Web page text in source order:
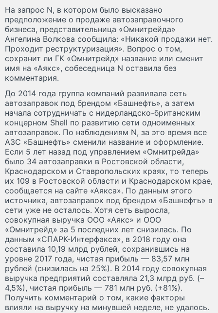
На запрос N, в котором было высказано
предположение о продаже автозаправочного
бизнеса, представительница «Омнитрейда»
Ангелина Волкова сообщила: «Никакой продажи нет.
Проходит реструктуризация». Вопрос о том,
сохранит ли ГК «Омнитрейд» название или сменит
имя на «Аякс», собеседница N оставила без
комментария.
До 2014 года группа компаний развивала сеть
автозаправок под брендом «Башнефть», а затем
начала сотрудничать с нидерландско-британским
концерном Shell по развитию сети одноименных
автозаправок. По наблюдениям N, за это время все
АЗС «Башнефть» сменили название и оформление.
Если 5 лет назад под управлением «Омнитрейда»
было 34 автозаправки в Ростовской области,
Краснодарском и Ставропольских краях, то теперь
их 109 в Ростовской области и Краснодарском крае,
сообщается на сайте «Аякса». По данным этого
источника, автозаправок под брендом «Башнефть» в
сети уже не осталось. Хотя сеть выросла,
совокупная выручка ООО «Аякс» и ООО
«Омнитрейд» за 5 последних лет снизилась. По
данным «СПАРК-Интерфакса», в 2018 году она
составила 10,19 млрд рублей, сохранившись на
уровне 2017 года, чистая прибыль — 83,57 млн
рублей (снизилась на 25%). В 2014 году совокупная
выручка предприятий составляла 21,3 млрд руб. (–
4,5%), чистая прибыль — 781 млн руб. (+81%).
Получить комментарий о том, какие факторы
влияли на выручку на минувшей неделе, не удалось.